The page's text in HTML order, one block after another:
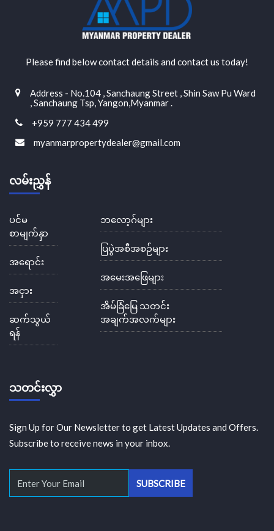
Please find below contact details and contact us today!
Address - No.104 , Sanchaung Street , Shin Saw Pu Ward
, Sanchaung Tsp, Yangon,Myanmar .
+959 777 434 499
myanmarpropertydealer@gmail.com
လမ်းညွှန်
ပင်မ
စာမျက်နှာ
အရောင်း
အငှား
ဆက်သွယ်
ရန်
ဘလော့ဂ်များ
ပြပွဲအစီအစဉ်များ
အမေးအဖြေများ
အိမ်ခြံမြေ သတင်း
အချက်အလက်များ
သတင်းလွှာ
Sign Up for Our Newsletter to get Latest Updates and Offers.
Subscribe to receive news in your inbox.